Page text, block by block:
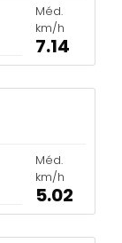
Méd.
km/h
7.14
Méd.
km/h
5.02